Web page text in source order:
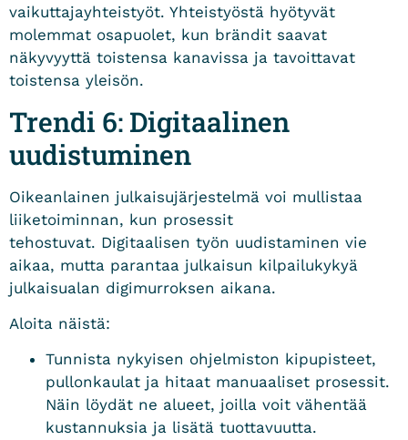
vaikuttajayhteistyöt. Yhteistyöstä hyötyvät
molemmat osapuolet, kun brändit saavat
näkyvyyttä toistensa kanavissa ja tavoittavat
toistensa yleisön.
Trendi 6: Digitaalinen
uudistuminen
Oikeanlainen julkaisujärjestelmä voi mullistaa
liiketoiminnan, kun prosessit
tehostuvat. Digitaalisen työn uudistaminen vie
aikaa, mutta parantaa julkaisun kilpailukykyä
julkaisualan digimurroksen aikana.
Aloita näistä:
Tunnista nykyisen ohjelmiston kipupisteet,
pullonkaulat ja hitaat manuaaliset prosessit.
Näin löydät ne alueet, joilla voit vähentää
kustannuksia ja lisätä tuottavuutta.